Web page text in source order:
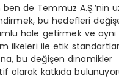
de Temmuz A.Ş.’nin
bu hedefleri
hale getirmek ve
ilkeleri ile etik standartlara
bu değişen dinamikler
olarak katkıda